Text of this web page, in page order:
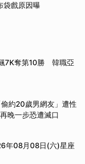
袋戲原因曝
7K奪第10勝 韓職亞
約20歲男網友」遭性
晚一步恐遭滅口
年08月08日(六)星座